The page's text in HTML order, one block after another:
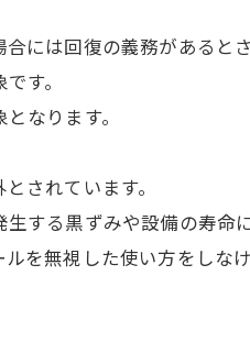
には回復の義務があるとさ
す。
なります。
されています。
する黒ずみや設備の寿命
を無視した使い方をしな